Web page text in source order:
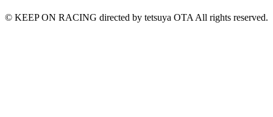
© KEEP ON RACING directed by tetsuya OTA All rights reserved.